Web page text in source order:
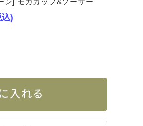
ン] モカカップ&ソーサー
込)